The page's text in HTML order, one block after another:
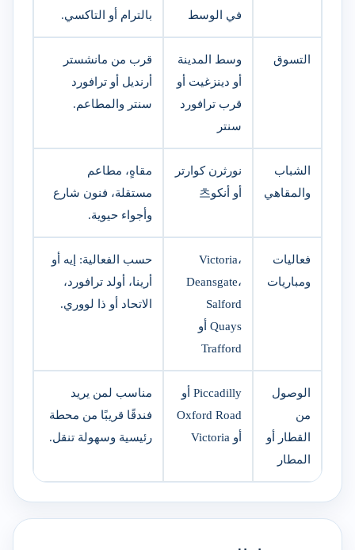
في الوسط
بالترام أو التاكسي.
التسوق
وسط المدينة
أو دينزغيت أو
قرب ترافورد
سنتر
قرب من مانشستر
أرنديل أو ترافورد
سنتر والمطاعم.
الشباب
والمقاهي
نورثرن كوارتر
أو أنكو츠
مقاهٍ، مطاعم
مستقلة، فنون شارع
وأجواء حيوية.
فعاليات
ومباريات
Victoria،
Deansgate،
Salford
Quays أو
Trafford
حسب الفعالية: إيه أو
أرينا، أولد ترافورد،
الاتحاد أو ذا لووري.
الوصول
من
القطار أو
المطار
Piccadilly أو
Oxford Road
أو Victoria
مناسب لمن يريد
فندقًا قريبًا من محطة
رئيسية وسهولة تنقل.